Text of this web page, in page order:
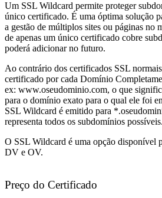
Um SSL Wildcard permite proteger
único certificado. É uma óptima solução
a gestão de múltiplos sites ou páginas no
de apenas um único certificado cobre
poderá adicionar no futuro.
Ao contrário dos certificados SSL
certificado por cada Domínio
ex: www.oseudominio.com, o que
para o domínio exato para o qual ele foi
SSL Wildcard é emitido para
representa todos os subdomínios possíveis.
O SSL Wildcard é uma opção disponível
DV e OV.
Preço do Certificado